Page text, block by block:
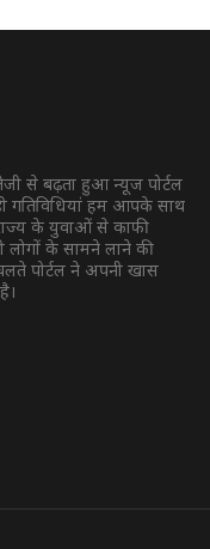
से बढ़ता हुआ न्यूज पोर्टल
गतिविधियां हम आपके साथ
राज्य के युवाओं से काफी
लोगों के सामने लाने की
पोर्टल ने अपनी खास